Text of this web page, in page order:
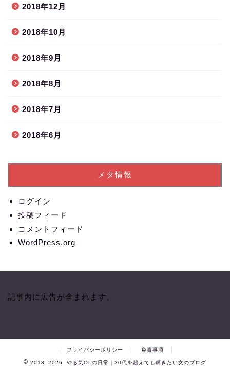
2018年12月
2018年10月
2018年9月
2018年8月
2018年7月
2018年6月
メタ情報
ログイン
投稿フィード
コメントフィード
WordPress.org
記事内に広告が含まれます。
プライバシーポリシー 免責事項
2018–2026 やる気OLの日常｜30代を超えても輝きたい女のブログ